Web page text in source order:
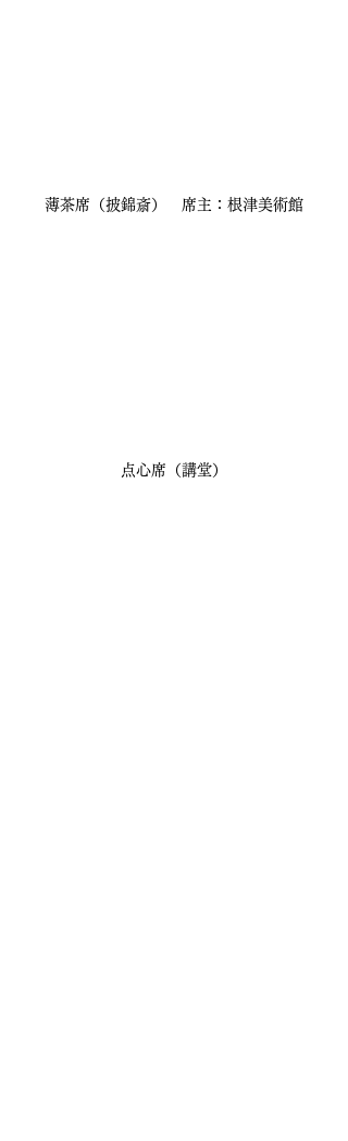
薄茶席（披錦斎）　席主：根津美術館
点心席（講堂）